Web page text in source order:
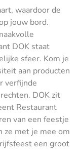
waardoor de
jouw bord.
DOK staat
sfeer. Kom je
aan producten
verfijnde
DOK zit
Restaurant
van een feestje
ze met je mee om
een groot